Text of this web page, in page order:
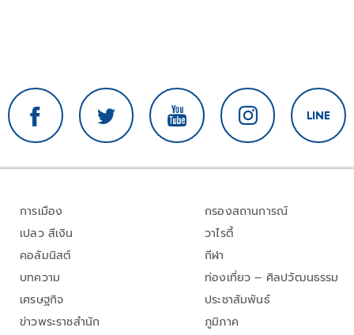
การเมือง
เปลว สีเงิน
คอลัมนิสต์
บทความ
เศรษฐกิจ
ข่าวพระราชสำนัก
กรองสถานการณ์
วาไรตี้
กีฬา
ท่องเที่ยว – ศิลปวัฒนธรรม
ประชาสัมพันธ์
ภูมิภาค